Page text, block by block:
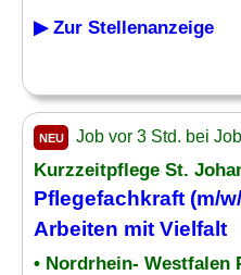
▶ Zur Stellenanzeige
NEU Job vor 3 Std. bei
Kurzzeitpflege St.
Pflegefachkraft (m/
Arbeiten mit Vielfalt
• Nordrhein- Westfalen